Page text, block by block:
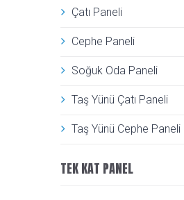
Çatı Paneli
Cephe Paneli
Soğuk Oda Paneli
Taş Yünü Çatı Paneli
Taş Yünü Cephe Paneli
TEK KAT PANEL